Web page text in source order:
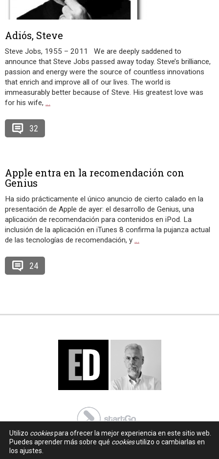
Adiós, Steve
Steve Jobs, 1955 – 2011 We are deeply saddened to
announce that Steve Jobs passed away today. Steve’s brilliance,
passion and energy were the source of countless innovations
that enrich and improve all of our lives. The world is
immeasurably better because of Steve. His greatest love was
for his wife, …
32
Apple entra en la recomendación con
Genius
Ha sido prácticamente el único anuncio de cierto calado en la
presentación de Apple de ayer: el desarrollo de Genius, una
aplicación de recomendación para contenidos en iPod. La
inclusión de la aplicación en iTunes 8 confirma la pujanza actual
de las tecnologías de recomendación, y …
24
Utilizo cookiespara ofrecer la mejor experiencia en este sitio web.
Puedes aprender más sobre qué cookiesutilizo o cambiarlas en
los ajustes.